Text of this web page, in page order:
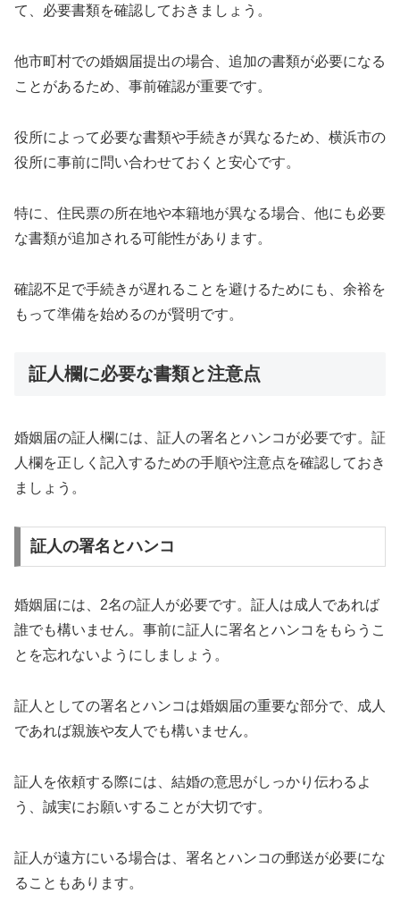
て、必要書類を確認しておきましょう。
他市町村での婚姻届提出の場合、追加の書類が必要になる
ことがあるため、事前確認が重要です。
役所によって必要な書類や手続きが異なるため、横浜市の
役所に事前に問い合わせておくと安心です。
特に、住民票の所在地や本籍地が異なる場合、他にも必要
な書類が追加される可能性があります。
確認不足で手続きが遅れることを避けるためにも、余裕を
もって準備を始めるのが賢明です。
証人欄に必要な書類と注意点
婚姻届の証人欄には、証人の署名とハンコが必要です。証
人欄を正しく記入するための手順や注意点を確認しておき
ましょう。
証人の署名とハンコ
婚姻届には、2名の証人が必要です。証人は成人であれば
誰でも構いません。事前に証人に署名とハンコをもらうこ
とを忘れないようにしましょう。
証人としての署名とハンコは婚姻届の重要な部分で、成人
であれば親族や友人でも構いません。
証人を依頼する際には、結婚の意思がしっかり伝わるよ
う、誠実にお願いすることが大切です。
証人が遠方にいる場合は、署名とハンコの郵送が必要にな
ることもあります。